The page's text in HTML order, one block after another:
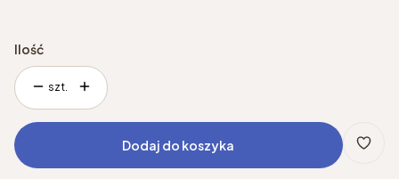
Ilość
szt.
Dodaj do koszyka